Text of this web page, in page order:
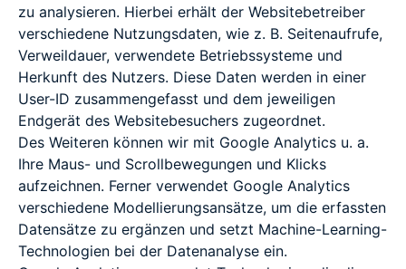
zu analysieren. Hierbei erhält der Websitebetreiber
verschiedene Nutzungsdaten, wie z. B. Seitenaufrufe,
Verweildauer, verwendete Betriebssysteme und
Herkunft des Nutzers. Diese Daten werden in einer
User-ID zusammengefasst und dem jeweiligen
Endgerät des Websitebesuchers zugeordnet.
Des Weiteren können wir mit Google Analytics u. a.
Ihre Maus- und Scrollbewegungen und Klicks
aufzeichnen. Ferner verwendet Google Analytics
verschiedene Modellierungsansätze, um die erfassten
Datensätze zu ergänzen und setzt Machine-Learning-
Technologien bei der Datenanalyse ein.